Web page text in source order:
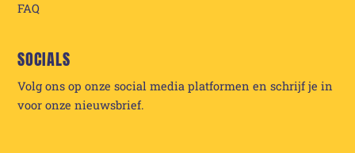
FAQ
SOCIALS
Volg ons op onze social media platformen en schrijf je in
voor onze nieuwsbrief.